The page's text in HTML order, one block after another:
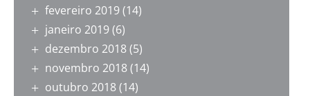
fevereiro 2019(14)
janeiro 2019(6)
dezembro 2018(5)
novembro 2018(14)
outubro 2018(14)